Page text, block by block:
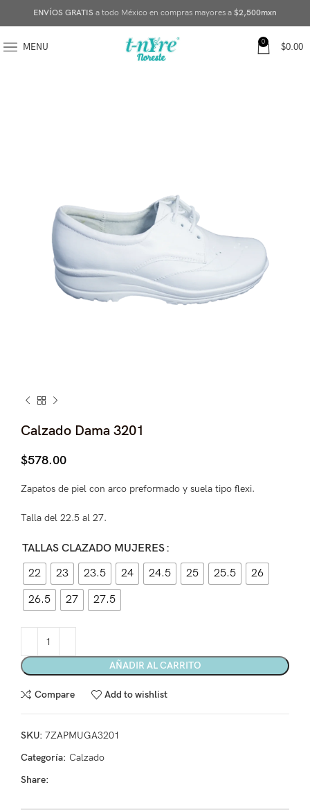
ENVÍOS GRATIS a todo México en compras mayores a $2,500mxn
MENU 0 $0.00
Calzado Dama 3201
$578.00
Zapatos de piel con arco preformado y suela tipo flexi.
Talla del 22.5 al 27.
TALLAS CLAZADO MUJERES
22
23 23.5 24 24.5 25 25.5
26
26.5
27 27.5
AÑADIR AL CARRITO
Compare Add to wishlist
SKU: 7ZAPMUGA3201
Categoría: Calzado
Share: